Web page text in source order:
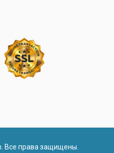
Все права защищены.